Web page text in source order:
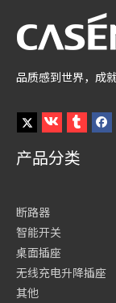
品质感到世界，成
产品分类
断路器
智能开关
桌面插座
无线充电升降插座
其他